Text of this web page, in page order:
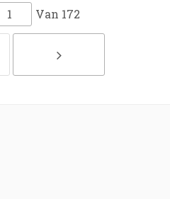
Van 172